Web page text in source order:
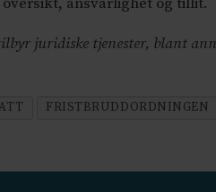
juridiske tjenester, blant
FRISTBRUDDORDNINGEN